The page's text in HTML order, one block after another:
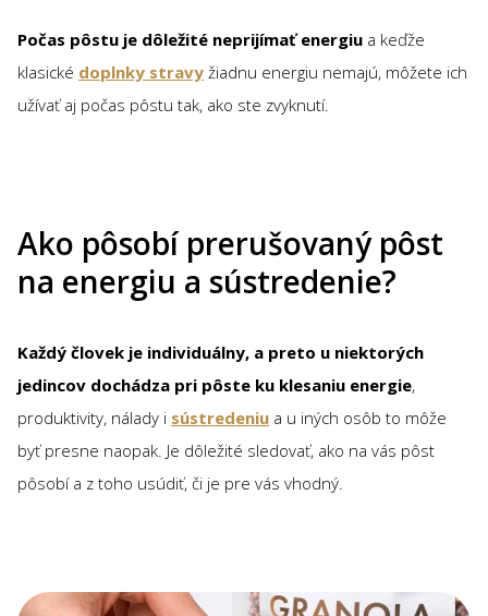
Počas pôstu je dôležité neprijímať energiu a keďže
klasické doplnky stravy žiadnu energiu nemajú, môžete ich
užívať aj počas pôstu tak, ako ste zvyknutí.
Ako pôsobí prerušovaný pôst
na energiu a sústredenie?
Každý človek je individuálny, a preto u niektorých
jedincov dochádza pri pôste ku klesaniu energie,
produktivity, nálady i sústredeniu a u iných osôb to môže
byť presne naopak. Je dôležité sledovať, ako na vás pôst
pôsobí a z toho usúdiť, či je pre vás vhodný.